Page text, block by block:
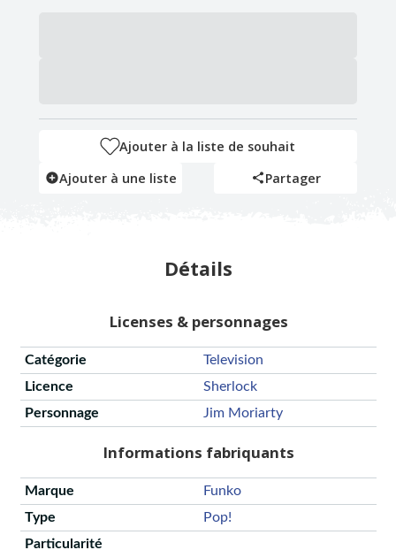
Ajouter à la liste de souhait
Ajouter à une liste
Partager
Détails
Licenses & personnages
Catégorie
Television
Licence
Sherlock
Personnage
Jim Moriarty
Informations fabriquants
Marque
Funko
Type
Pop!
Particularité